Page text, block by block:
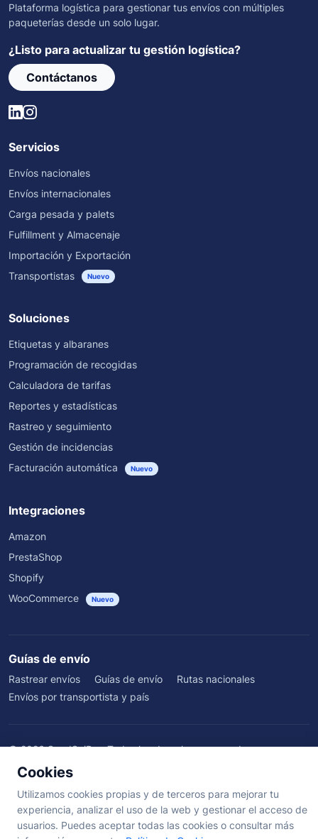
Cookies
Utilizamos cookies propias y de terceros para mejorar tu
experiencia, analizar el uso de la web y gestionar el acceso de
usuarios. Puedes aceptar todas las cookies o consultar más
Plataforma logística para gestionar tus envíos con múltiples
paqueterías desde un solo lugar.
¿Listo para actualizar tu gestión logística?
Contáctanos
Servicios
Envíos nacionales
Envíos internacionales
Carga pesada y palets
Fulfillment y Almacenaje
Importación y Exportación
Transportistas
Nuevo
Soluciones
Etiquetas y albaranes
Programación de recogidas
Calculadora de tarifas
Reportes y estadísticas
Rastreo y seguimiento
Gestión de incidencias
Facturación automática
Nuevo
Integraciones
Amazon
PrestaShop
Shopify
WooCommerce
Nuevo
Guías de envío
Rastrear envíos Guías de envío
Rutas nacionales
Envíos por transportista y país
©2026SendSeiPro. Todos los derechos reservados.
Quiénes somos
Términos·Privacidad